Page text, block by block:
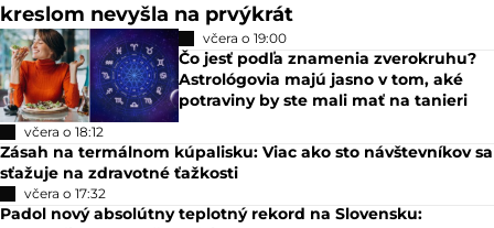
kreslom nevyšla na prvýkrát
včera o 19:00
Čo jesť podľa znamenia zverokruhu?
Astrológovia majú jasno v tom, aké
potraviny by ste mali mať na tanieri
včera o 18:12
Zásah na termálnom kúpalisku: Viac ako sto návštevníkov sa
sťažuje na zdravotné ťažkosti
včera o 17:32
Padol nový absolútny teplotný rekord na Slovensku: